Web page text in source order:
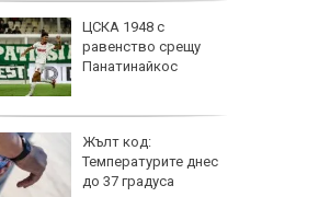
ЦСКА 1948 с
равенство срещу
Панатинайкос
Жълт код:
Температурите днес
до 37 градуса